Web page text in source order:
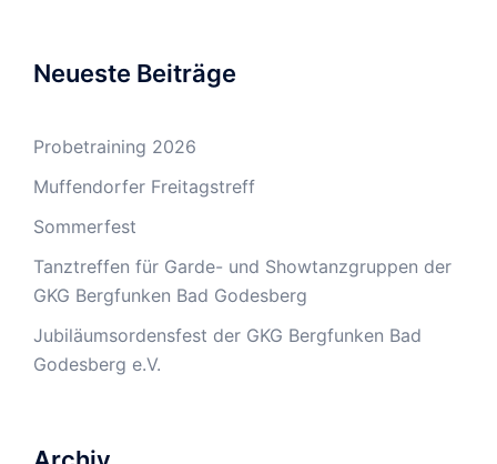
Neueste Beiträge
Probetraining 2026
Muffendorfer Freitagstreff
Sommerfest
Tanztreffen für Garde- und Showtanzgruppen der
GKG Bergfunken Bad Godesberg
Jubiläumsordensfest der GKG Bergfunken Bad
Godesberg e.V.